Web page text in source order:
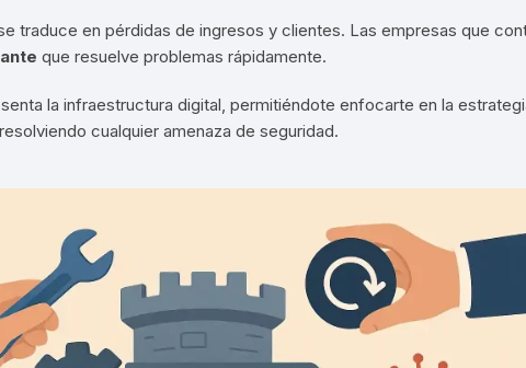
traduce en pérdidas de ingresos y clientes. Las empresas que
que resuelve problemas rápidamente.
la infraestructura digital, permitiéndote enfocarte en la
cualquier amenaza de seguridad.